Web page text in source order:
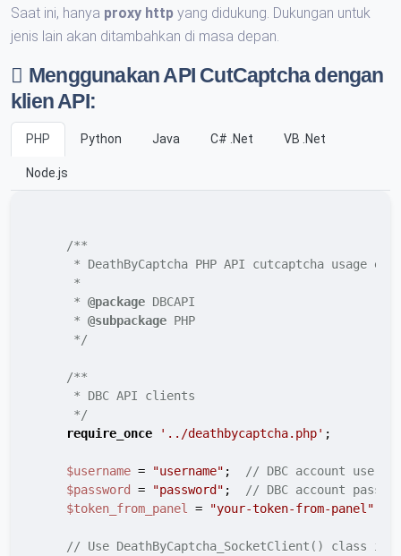
Saat ini, hanya proxy http yang didukung. Dukungan untuk
jenis lain akan ditambahkan di masa depan.
Menggunakan API CutCaptcha dengan
klien API:
PHP Python Java C# .Net VB .Net
Node.js
/**
* DeathByCaptcha PHP API cutcaptcha usage
     *
     *
@package DBCAPI
     *
@subpackage PHP
     */
/**
     * DBC API clients
     */
require_once
'../deathbycaptcha.php' ;
$username = "username" ;
// DBC account
$password
= "password" ;
// DBC account
$token_from_panel
= "your-token-from-panel"
// Use DeathByCaptcha_SocketClient() class if